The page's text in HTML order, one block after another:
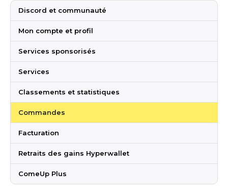
Discord et communauté
Mon compte et profil
Services sponsorisés
Services
Classements et statistiques
Commandes
Facturation
Retraits des gains Hyperwallet
ComeUp Plus